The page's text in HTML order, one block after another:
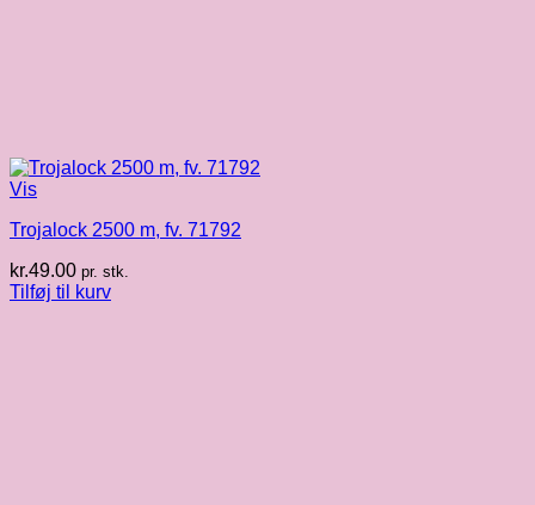
Vis
Trojalock 2500 m, fv. 71792
kr.49.00 pr. stk.
Tilføj til kurv